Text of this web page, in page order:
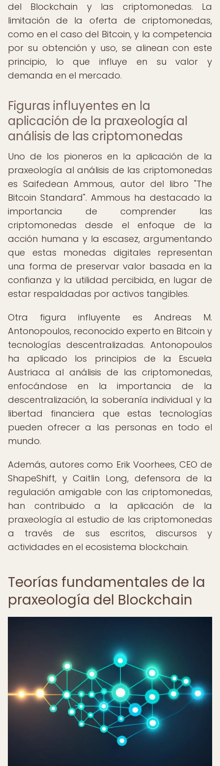
del Blockchain y las criptomonedas. La
limitación de la oferta de criptomonedas,
como en el caso del Bitcoin, y la competencia
por su obtención y uso, se alinean con este
principio, lo que influye en su valor y
demanda en el mercado.
Figuras influyentes en la
aplicación de la praxeología al
análisis de las criptomonedas
Uno de los pioneros en la aplicación de la
praxeología al análisis de las criptomonedas
es Saifedean Ammous, autor del libro "The
Bitcoin Standard". Ammous ha destacado la
importancia de comprender las
criptomonedas desde el enfoque de la
acción humana y la escasez, argumentando
que estas monedas digitales representan
una forma de preservar valor basada en la
confianza y la utilidad percibida, en lugar de
estar respaldadas por activos tangibles.
Otra figura influyente es Andreas M.
Antonopoulos, reconocido experto en Bitcoin y
tecnologías descentralizadas. Antonopoulos
ha aplicado los principios de la Escuela
Austriaca al análisis de las criptomonedas,
enfocándose en la importancia de la
descentralización, la soberanía individual y la
libertad financiera que estas tecnologías
pueden ofrecer a las personas en todo el
mundo.
Además, autores como Erik Voorhees, CEO de
ShapeShift, y Caitlin Long, defensora de la
regulación amigable con las criptomonedas,
han contribuido a la aplicación de la
praxeología al estudio de las criptomonedas
a través de sus escritos, discursos y
actividades en el ecosistema blockchain.
Teorías fundamentales de la
praxeología del Blockchain